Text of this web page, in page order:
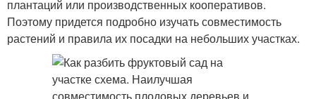
плантаций или производственных кооперативов.
Поэтому придется подробно изучать совместимость
растений и правила их посадки на небольших участках.